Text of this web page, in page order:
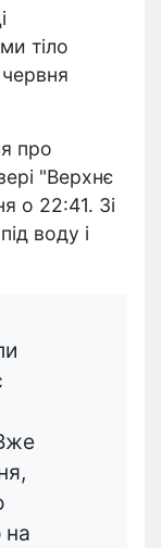
тіло
про
"Верхнє
о 22:41. Зі
воду і
на